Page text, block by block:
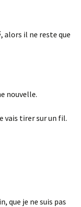
, alors il ne reste que
nouvelle.
vais tirer sur un fil.
que je ne suis pas